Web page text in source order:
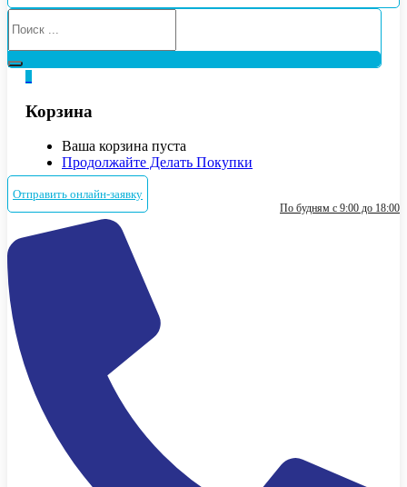
Корзина
Ваша корзина пуста
Продолжайте Делать Покупки
Отправить онлайн-заявку
По будням с 9:00 до 18:00